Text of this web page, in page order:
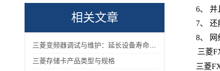
相关文章
三菱存储卡产品类型与规格
6、
并
7、
还
8、
三菱
三菱